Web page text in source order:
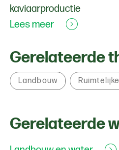
kaviaarproductie
Lees meer
Gerelateerde
Landbouw
Gerelateerde